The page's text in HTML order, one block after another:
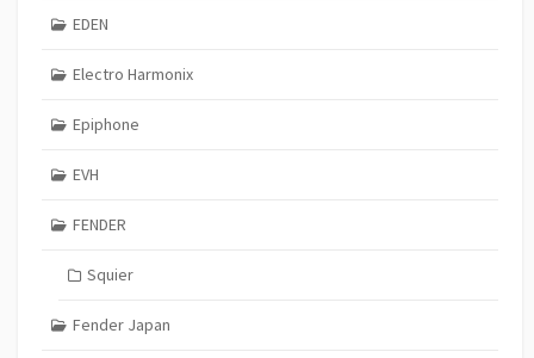
EDEN
Electro Harmonix
Epiphone
EVH
FENDER
Squier
Fender Japan